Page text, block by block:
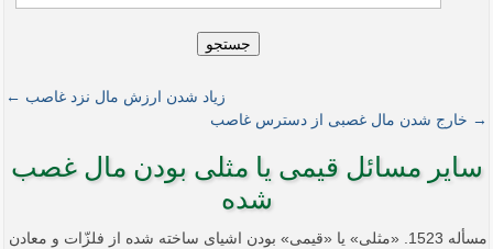
جستجو
زیاد شدن ارزش مال نزد غاصب ←
→ خارج شدن مال غصبی از دسترس غاصب
سایر مسائل قیمی یا مثلی بودن مال غصب
شده
مسأله 1523. «مثلی» یا «قیمی» بودن اشیای ساخته شده از فلزّات و معادن